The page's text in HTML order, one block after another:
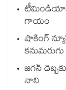
గాయం
షాకింగ్
కనుమరుగు
జగన్
నాని